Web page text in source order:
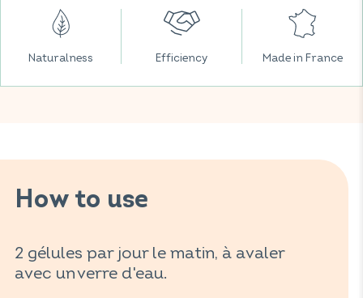
Naturalness Efficiency Made in France
How to use
2 gélules par jour le matin, à avaler
avec un verre d'eau.